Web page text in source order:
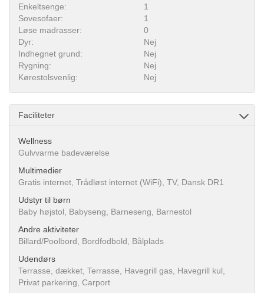
Enkeltsenge:
1
Sovesofaer:
1
Løse madrasser:
0
Dyr:
Nej
Indhegnet grund:
Nej
Rygning:
Nej
Kørestolsvenlig:
Nej
Faciliteter
Wellness
Gulvvarme badeværelse
Multimedier
Gratis internet, Trådløst internet (WiFi), TV, Dansk DR1
Udstyr til børn
Baby højstol, Babyseng, Barneseng, Barnestol
Andre aktiviteter
Billard/Poolbord, Bordfodbold, Bålplads
Udendørs
Terrasse, dækket, Terrasse, Havegrill gas, Havegrill kul,
Privat parkering, Carport